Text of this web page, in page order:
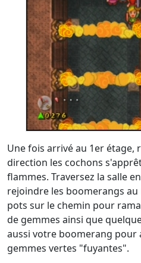
Une fois arrivé au 1er étage,
direction les cochons
flammes. Traversez la salle
rejoindre les boomerangs au
pots sur le chemin pour
de gemmes ainsi que
aussi votre boomerang pour
gemmes vertes "fuyantes".